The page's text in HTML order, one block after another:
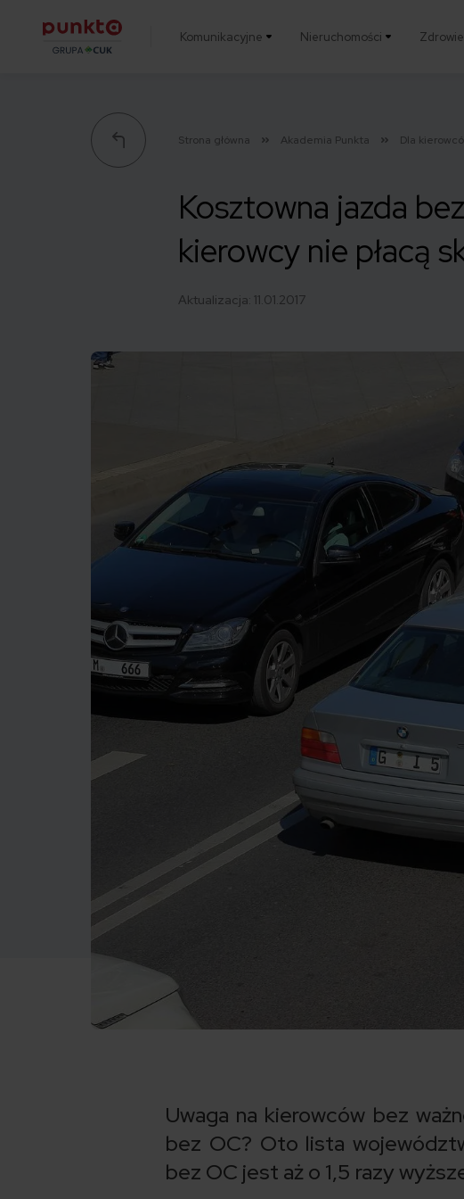
Komunikacyjne Nieruchomości
Strona główna Akademia Punkta Dla
Kosztowna jazda
kierowcy nie płacą
Aktualizacja: 11.01.2017
Uwaga na kierowców bez
bez OC? Oto lista
bez OC jest aż o 1,5 razy